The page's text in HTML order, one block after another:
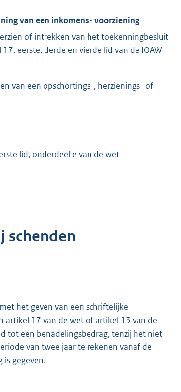
van een inkomens- voorziening
of intrekken van het toekenningbesluit
eerste, derde en vierde lid van de IOAW
van een opschortings-, herzienings- of
lid, onderdeel e van de wet
schenden
het geven van een schriftelijke
artikel 17 van de wet of artikel 13 van de
tot een benadelingsbedrag, tenzij het niet
van twee jaar te rekenen vanaf de
is gegeven.